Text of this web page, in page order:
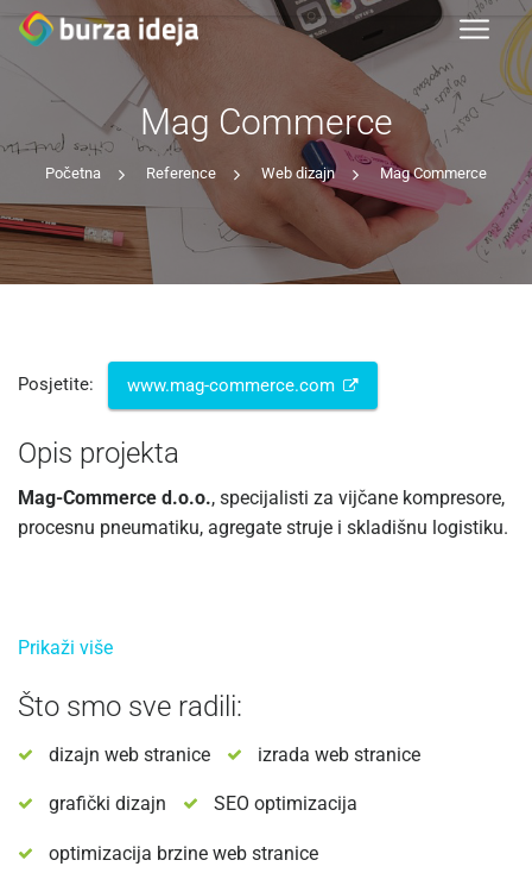
Mag Commerce
Početna Reference Web dizajn Mag Commerce
Posjetite: www.mag-commerce.com
Opis projekta
Mag-Commerce d.o.o., specijalisti za vijčane kompresore,
procesnu pneumatiku, agregate struje i skladišnu logistiku.
Što smo sve radili:
dizajn web stranice izrada web stranice
grafički dizajn SEO optimizacija
optimizacija brzine web stranice